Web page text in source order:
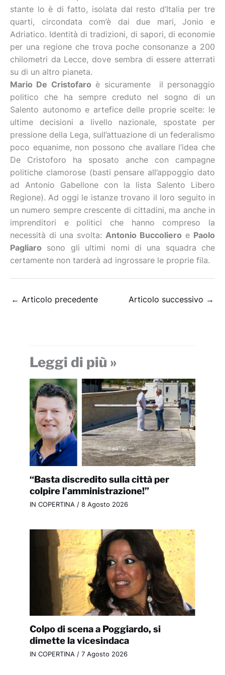
stante lo è di fatto, isolata dal resto d’Italia per tre
quarti, circondata com’è dai due mari, Jonio e
Adriatico. Identità di tradizioni, di sapori, di economie
per una regione che trova poche consonanze a 200
chilometri da Lecce, dove sembra di essere atterrati
su di un altro pianeta.
Mario De Cristofaro è sicuramente il personaggio
politico che ha sempre creduto nel sogno di un
Salento autonomo e artefice delle proprie scelte: le
ultime decisioni a livello nazionale, spostate per
pressione della Lega, sull’attuazione di un federalismo
poco equanime, non possono che avallare l’idea che
De Cristoforo ha sposato anche con campagne
politiche clamorose (basti pensare all’appoggio dato
ad Antonio Gabellone con la lista Salento Libero
Regione). Ad oggi le istanze trovano il loro seguito in
un numero sempre crescente di cittadini, ma anche in
imprenditori e politici che hanno compreso la
necessità di una svolta: Antonio Buccoliero e Paolo
Pagliaro sono gli ultimi nomi di una squadra che
certamente non tarderà ad ingrossare le proprie fila.
← Articolo precedente Articolo successivo →
Leggi di più »
“Basta discredito sulla città per
colpire l’amministrazione!”
IN COPERTINA / 8 Agosto 2026
Colpo di scena a Poggiardo, si
dimette la vicesindaca
IN COPERTINA / 7 Agosto 2026